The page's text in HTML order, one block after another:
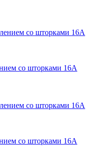
со шторками 16А
со шторками 16А